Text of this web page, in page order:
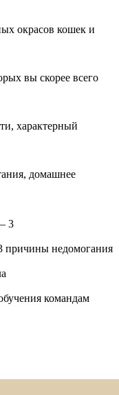
окрасов кошек и
вы скорее всего
характерный
домашнее
причины недомогания
командам